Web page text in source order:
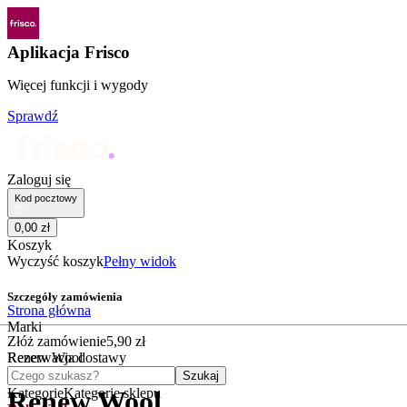
Aplikacja Frisco
Więcej funkcji i wygody
Sprawdź
Zaloguj się
Kod pocztowy
0,00 zł
Koszyk
Wyczyść koszykPełny widok
Szczegóły zamówienia
Złóż zamówienie5,90 zł
Rezerwacja dostawy
Czego szukasz?
Szukaj
KategorieKategorie sklepu
Strona główna
Marki
Renew Wool